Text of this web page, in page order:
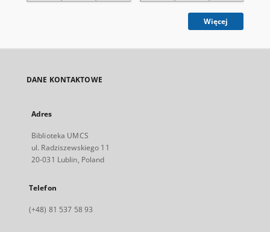
Więcej
DANE KONTAKTOWE
Adres
Biblioteka UMCS
ul. Radziszewskiego 11
20-031 Lublin, Poland
Telefon
(+48) 81 537 58 93